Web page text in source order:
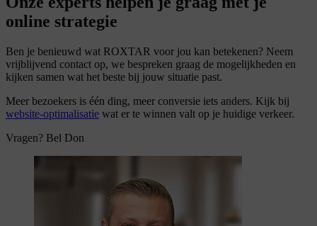
online strategie
Ben je benieuwd wat ROXTAR voor jou kan betekenen? Neem
vrijblijvend contact op, we bespreken graag de mogelijkheden en
kijken samen wat het beste bij jouw situatie past.
Meer bezoekers is één ding, meer conversie iets anders. Kijk bij
website-optimalisatie wat er te winnen valt op je huidige verkeer.
Vragen? Bel Don